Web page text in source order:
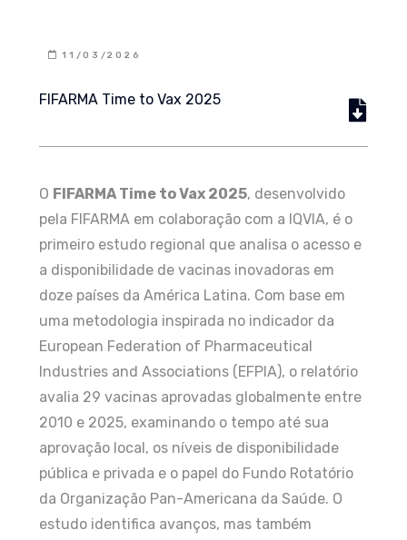
11/03/2026
FIFARMA Time to Vax 2025
O FIFARMA Time to Vax 2025, desenvolvido
pela FIFARMA em colaboração com a IQVIA, é o
primeiro estudo regional que analisa o acesso e
a disponibilidade de vacinas inovadoras em
doze países da América Latina. Com base em
uma metodologia inspirada no indicador da
European Federation of Pharmaceutical
Industries and Associations (EFPIA), o relatório
avalia 29 vacinas aprovadas globalmente entre
2010 e 2025, examinando o tempo até sua
aprovação local, os níveis de disponibilidade
pública e privada e o papel do Fundo Rotatório
da Organização Pan-Americana da Saúde. O
estudo identifica avanços, mas também